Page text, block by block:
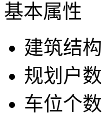
基本属性
建筑结构
规划户数
车位个数